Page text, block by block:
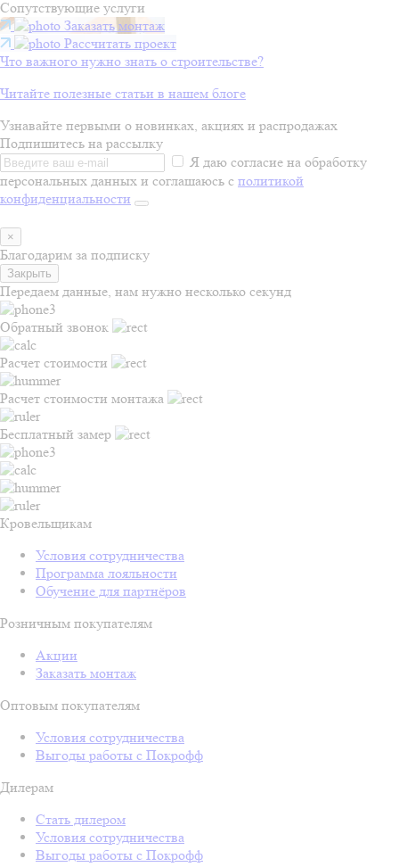
Сопутствующие услуги
Заказать монтаж
Рассчитать проект
Что важного нужно знать о строительстве?
Читайте полезные статьи в нашем блоге
Узнавайте первыми о новинках, акциях и распродажах
Подпишитесь на рассылку
Я даю согласие на обработку
персональных данных и соглашаюсь с политикой
конфиденциальности
×
Благодарим за подписку
Закрыть
Передаем данные, нам нужно несколько секунд
Обратный звонок
Расчет стоимости
Расчет стоимости монтажа
Бесплатный замер
Кровельщикам
Условия сотрудничества
Программа лояльности
Обучение для партнёров
Розничным покупателям
Акции
Заказать монтаж
Оптовым покупателям
Условия сотрудничества
Выгоды работы с Покрофф
Дилерам
Стать дилером
Условия сотрудничества
Выгоды работы с Покрофф